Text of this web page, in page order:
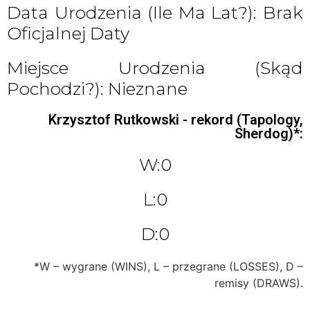
Data Urodzenia (ile Ma Lat?): Brak
Oficjalnej Daty
Miejsce Urodzenia (skąd
Pochodzi?): Nieznane
Krzysztof Rutkowski - rekord (Tapology,
Sherdog)*:
W:0
L:0
D:0
*W – wygrane (WINS), L – przegrane (LOSSES), D –
remisy (DRAWS).